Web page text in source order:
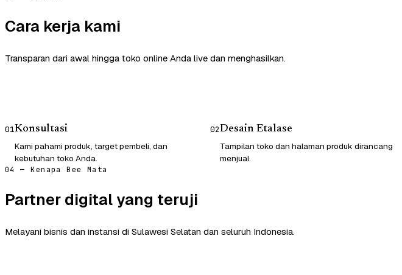
Cara kerja kami
Transparan dari awal hingga toko online Anda live dan menghasilkan.
01Konsultasi
Kami pahami produk, target pembeli, dan
kebutuhan toko Anda.
02Desain Etalase
Tampilan toko dan halaman produk dirancang
menjual.
04 — Kenapa Bee Mata
Partner digital yang teruji
Melayani bisnis dan instansi di Sulawesi Selatan dan seluruh Indonesia.